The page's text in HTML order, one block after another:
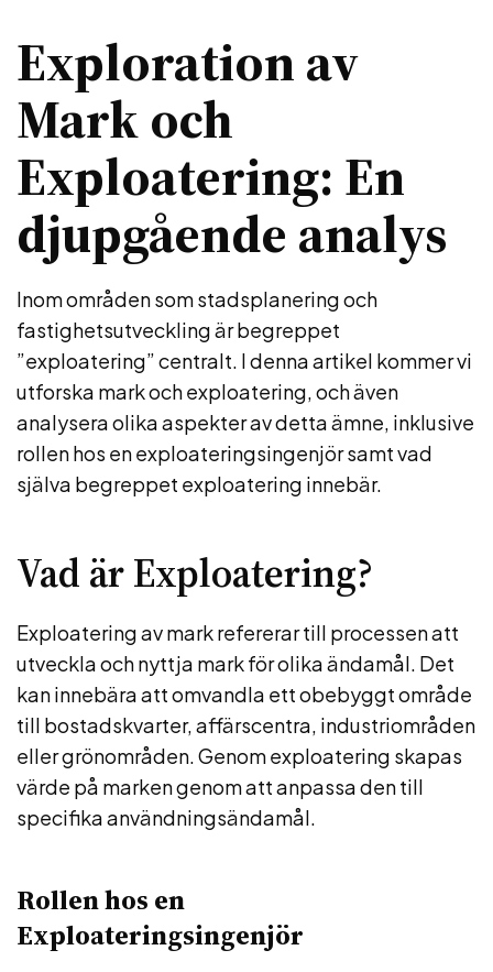
Exploration av
Mark och
Exploatering: En
djupgående analys
Inom områden som stadsplanering och
fastighetsutveckling är begreppet
”exploatering” centralt. I denna artikel kommer vi
utforska mark och exploatering, och även
analysera olika aspekter av detta ämne, inklusive
rollen hos en exploateringsingenjör samt vad
själva begreppet exploatering innebär.
Vad är Exploatering?
Exploatering av mark refererar till processen att
utveckla och nyttja mark för olika ändamål. Det
kan innebära att omvandla ett obebyggt område
till bostadskvarter, affärscentra, industriområden
eller grönområden. Genom exploatering skapas
värde på marken genom att anpassa den till
specifika användningsändamål.
Rollen hos en
Exploateringsingenjör